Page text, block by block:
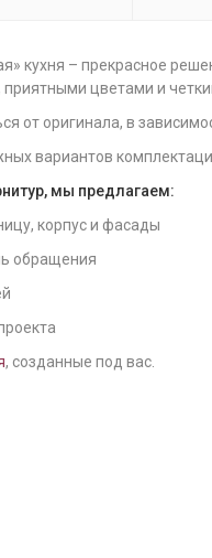
кухня – прекрасное
цветами и
от оригинала, в
вариантов
мы предлагаем:
корпус и фасады
обращения
, созданные под вас.